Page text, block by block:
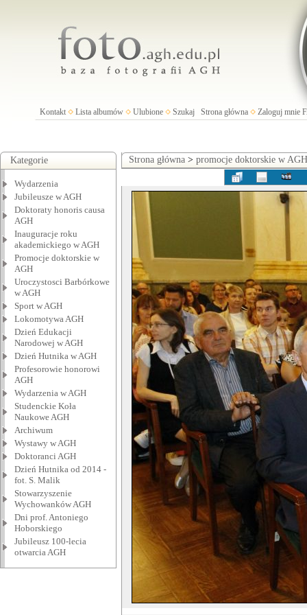
Kontakt Lista albumów Ulubione Szukaj Strona główna Zaloguj mnie
Kategorie
Wydarzenia
Jubileusze w AGH
Doktoraty honoris causa
AGH
Inauguracje roku
akademickiego w AGH
Promocje doktorskie w
AGH
Uroczystosci Barbórkowe
w AGH
Sport w AGH
Lokomotywa AGH
Dzień Edukacji
Narodowej w AGH
Dzień Hutnika w AGH
Profesorowie honorowi
AGH
Wydarzenia w AGH
Studenckie Koła
Naukowe AGH
Archiwum
Wystawy w AGH
Doktoranci AGH
Dzień Hutnika od 2014 -
fot. S. Malik
Stowarzyszenie
Wychowanków AGH
Dni prof. Antoniego
Hoborskiego
Jubileusz 100-lecia
otwarcia AGH
Strona główna > promocje doktorskie w AGH